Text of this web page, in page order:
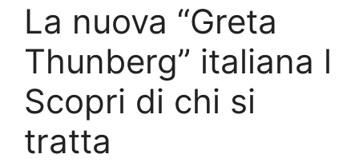
La nuova “Greta
Thunberg” italiana l
Scopri di chi si
tratta